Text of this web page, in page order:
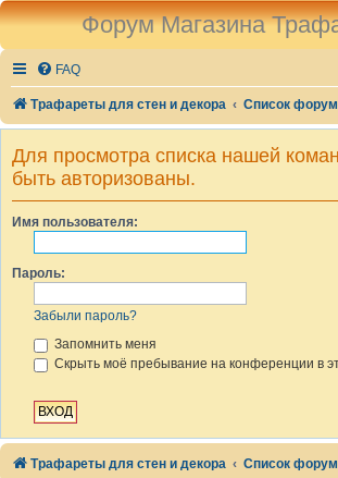
Форум Магазина
FAQ
Трафареты для стен и декора Список
Для просмотра списка нашей
быть авторизованы.
Имя пользователя:
Пароль:
Забыли пароль?
Запомнить меня
Скрыть моё пребывание на конференции в
Трафареты для стен и декора Список